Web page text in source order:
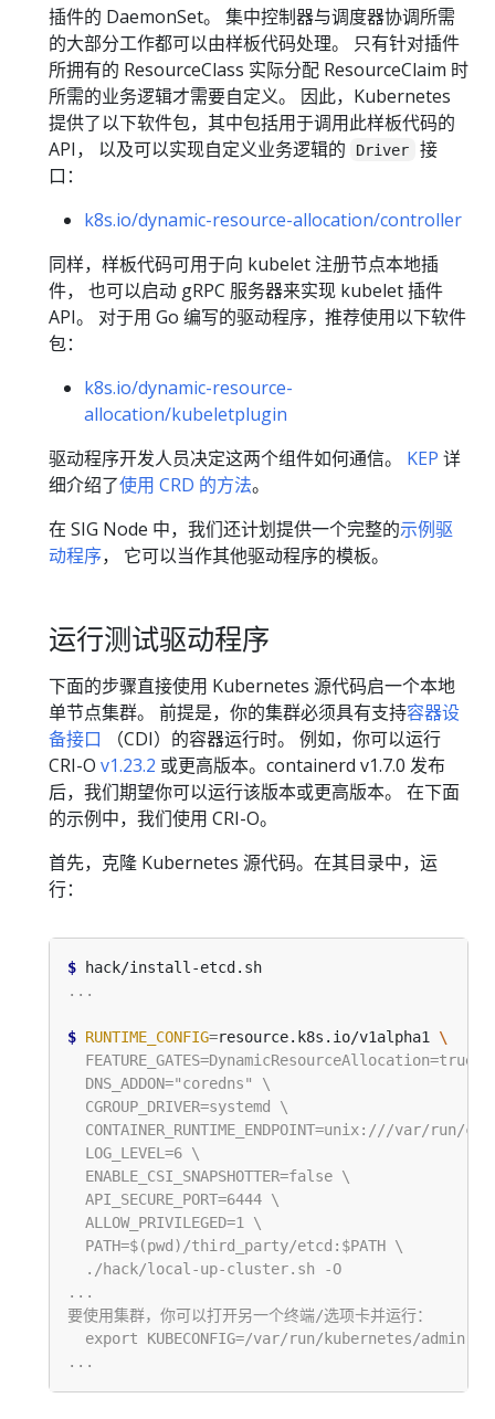
插件的 DaemonSet。 集中控制器与调度器协调所需
的大部分工作都可以由样板代码处理。 只有针对插件
所拥有的 ResourceClass 实际分配 ResourceClaim 时
所需的业务逻辑才需要自定义。 因此，Kubernetes
提供了以下软件包，其中包括用于调用此样板代码的
API， 以及可以实现自定义业务逻辑的
Driver
接
口：
k8s.io/dynamic-resource-allocation/controller
同样，样板代码可用于向 kubelet 注册节点本地插
件， 也可以启动 gRPC 服务器来实现 kubelet 插件
API。 对于用 Go 编写的驱动程序，推荐使用以下软件
包：
k8s.io/dynamic-resource-
allocation/kubeletplugin
驱动程序开发人员决定这两个组件如何通信。 KEP 详
细介绍了使用 CRD 的方法。
在 SIG Node 中，我们还计划提供一个完整的示例驱
动程序， 它可以当作其他驱动程序的模板。
运行测试驱动程序
下面的步骤直接使用 Kubernetes 源代码启一个本地
单节点集群。 前提是，你的集群必须具有支持容器设
备接口 （CDI）的容器运行时。 例如，你可以运行
CRI-O v1.23.2 或更高版本。containerd v1.7.0 发布
后，我们期望你可以运行该版本或更高版本。 在下面
的示例中，我们使用 CRI-O。
首先，克隆 Kubernetes 源代码。在其目录中，运
行：
$
$ RUNTIME_CONFIG=resource.k8s.io/v1alpha1